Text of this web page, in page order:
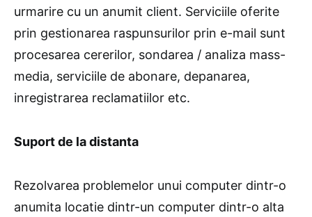
urmarire cu un anumit client. Serviciile oferite
prin gestionarea raspunsurilor prin e-mail sunt
procesarea cererilor, sondarea / analiza mass-
media, serviciile de abonare, depanarea,
inregistrarea reclamatiilor etc.
Suport de la distanta
Rezolvarea problemelor unui computer dintr-o
anumita locatie dintr-un computer dintr-o alta